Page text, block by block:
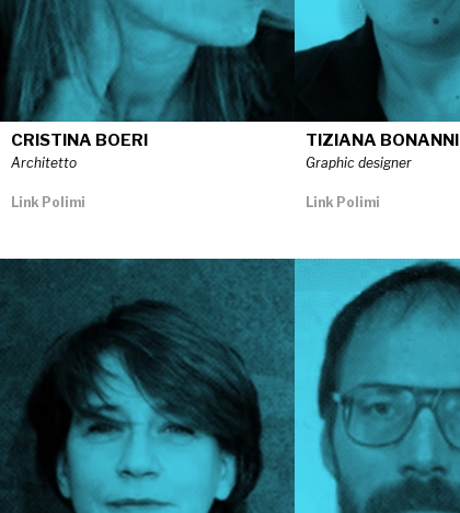
CRISTINA BOERI
Architetto
Link Polimi
TIZIANA BONANNI
Graphic designer
Link Polimi